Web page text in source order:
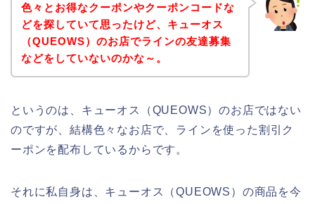
色々とお得なクーポンやクーポンコードな
どを探していて思ったけど、キューオス
（QUEOWS）のお店でラインの友達募集
などをしていないのかな～。
というのは、キューオス（QUEOWS）のお店ではない
のですが、結構色々なお店で、ラインを使った割引ク
ーポンを配布しているからです。
それに私自身は、キューオス（QUEOWS）の商品を今